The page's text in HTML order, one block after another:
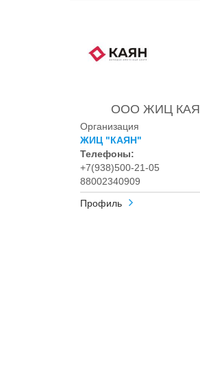
ООО ЖИЦ
Организация
ЖИЦ "КАЯН"
Телефоны:
+7(938)500-21-05
88002340909
Профиль